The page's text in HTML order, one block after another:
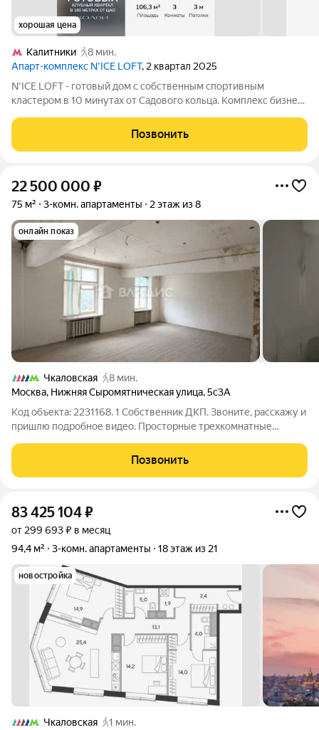
хорошая цена
Калитники
8 мин.
Апарт-комплекс N’ICE LOFT, 2 квартал 2025
N'ICE LOFT - готовый дом с собственным спортивным
кластером в 10 минутах от Садового кольца. Комплекс бизнес-
компания КОЛДИ, представляет собой знаковое жилое
пространство, на территории которого
Позвонить
22 500 000 ₽
75 м² 3-комн. апартаменты 2 этаж из 8
онлайн показ
Чкаловская
8 мин.
Москва, Нижняя Сыромятническая улица,5с3А
Код объекта: 2231168. 1 Собственник ДКП. Звоните, расскажу и
пришлю подробное видео. Просторные трехкомнатные
и потолками 3 м: ощущение воздуха и удобства в кирпичном
доме 1957 года постройки.
Позвонить
83 425 104₽
от 299 693 ₽ в месяц
94,4 м²
3-комн. апартаменты 18 этаж из 21
новостройка
Чкаловская
1 мин.